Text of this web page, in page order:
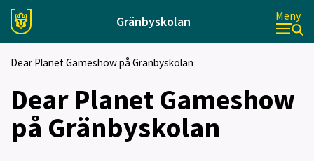
Gränbyskolan Meny
Dear Planet Gameshow på Gränbyskolan
Dear Planet Gameshow
på Gränbyskolan